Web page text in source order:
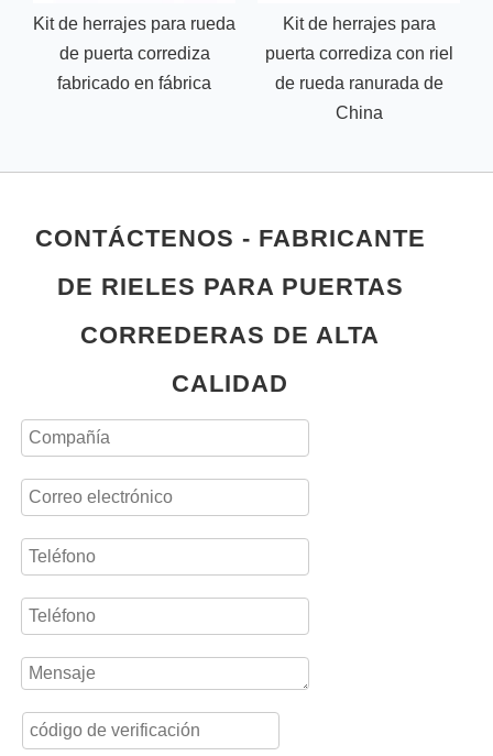
Kit de herrajes para rueda
de puerta corrediza
fabricado en fábrica
Kit de herrajes para
puerta corrediza con riel
de rueda ranurada de
China
CONTÁCTENOS - FABRICANTE
DE RIELES PARA PUERTAS
CORREDERAS DE ALTA
CALIDAD